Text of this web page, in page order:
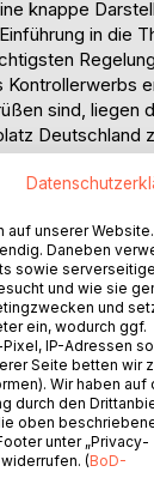
knappe
in die
sind, liegen
Deutschland
der
kurzen
sechsten
Einführung
der Adecco
in einem
und die
auf unserer Website.
Daneben
sowie
und wie sie
und
ein, wodurch ggf.
IP-Adressen
Seite betten wir
Wir haben auf
durch den
oben
unter „Privacy-
(BoD-